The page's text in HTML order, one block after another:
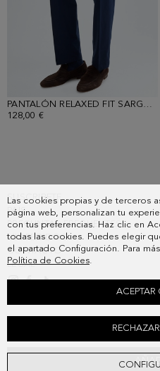
Las cookies propias y de terceros
página web, personalizan tu
con tus preferencias. Haz clic en
todas las cookies. Puedes elegir
el apartado Configuración. Para
Política de Cookies.
ACEPTAR
PANTALÓN RELAXED FIT SARGA ALGODÓN
128,00 €
SUSCRIBETE
PAIS
PREGUNTAS FRECUENTES
MIS PEDIDOS
CONTACTO
LEGAL